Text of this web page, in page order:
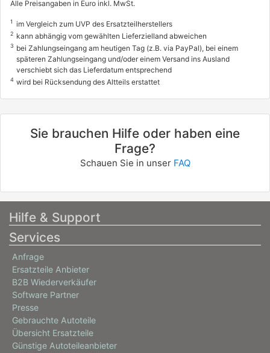
Alle Preisangaben in Euro inkl. MwSt.
1 im Vergleich zum UVP des Ersatzteilherstellers
2 kann abhängig vom gewählten Lieferzielland abweichen
3 bei Zahlungseingang am heutigen Tag (z.B. via PayPal), bei einem
späteren Zahlungseingang und/oder einem Versand ins Ausland
verschiebt sich das Lieferdatum entsprechend
4 wird bei Rücksendung des Altteils erstattet
Sie brauchen Hilfe oder haben eine
Frage?
Schauen Sie in unser FAQ
Hilfe & Support
Services
Anfrage
Ersatzteile Anbieter
B2B Wiederverkäufer
Software Partner
Presse
Gebrauchte Autoteile
Übersicht Ersatzteile
Günstige Autoteileanbieter